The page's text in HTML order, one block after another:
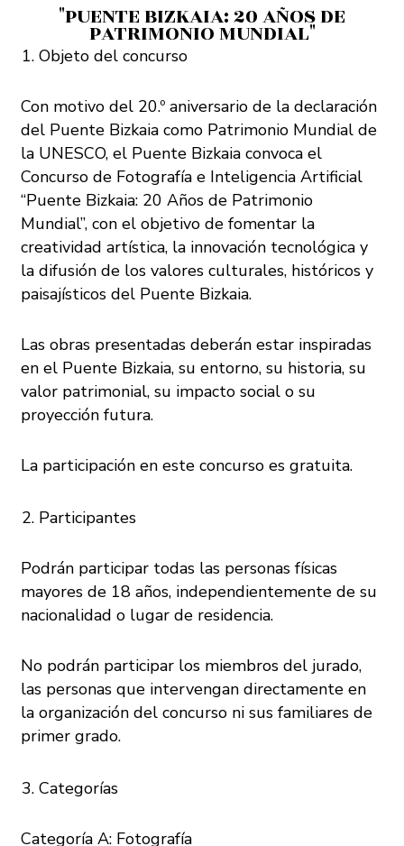
"PUENTE BIZKAIA: 20 AÑOS DE
PATRIMONIO MUNDIAL"
Objeto del concurso
Con motivo del 20.º aniversario de la declaración
del Puente Bizkaia como Patrimonio Mundial de
la UNESCO, el Puente Bizkaia convoca el
Concurso de Fotografía e Inteligencia Artificial
“Puente Bizkaia: 20 Años de Patrimonio
Mundial”, con el objetivo de fomentar la
creatividad artística, la innovación tecnológica y
la difusión de los valores culturales, históricos y
paisajísticos del Puente Bizkaia.
Las obras presentadas deberán estar inspiradas
en el Puente Bizkaia, su entorno, su historia, su
valor patrimonial, su impacto social o su
proyección futura.
La participación en este concurso es gratuita.
Participantes
Podrán participar todas las personas físicas
mayores de 18 años, independientemente de su
nacionalidad o lugar de residencia.
No podrán participar los miembros del jurado,
las personas que intervengan directamente en
la organización del concurso ni sus familiares de
primer grado.
Categorías
Categoría A: Fotografía